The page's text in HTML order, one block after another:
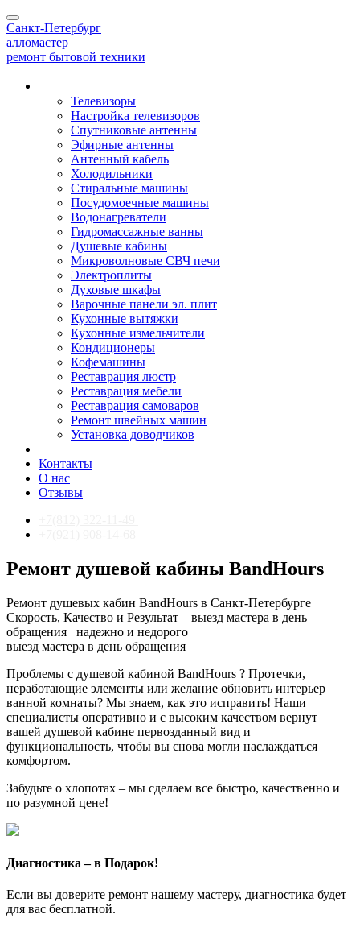
Toggle
navigation
Санкт-Петербург
алломастер
ремонт бытовой техники
Телевизоры
Настройка телевизоров
Спутниковые антенны
Эфирные антенны
Антенный кабель
Холодильники
Стиральные машины
Посудомоечные машины
Водонагреватели
Гидромассажные ванны
Душевые кабины
Микроволновые СВЧ печи
Электроплиты
Духовые шкафы
Варочные панели эл. плит
Кухонные вытяжки
Кухонные измельчители
Кондиционеры
Кофемашины
Реставрация люстр
Реставрация мебели
Реставрация самоваров
Ремонт швейных машин
Установка доводчиков
Контакты
О нас
Отзывы
Ремонт душевой кабины BandHours
Ремонт душевых кабин BandHours в Санкт-Петербурге
Скорость, Качество и Результат – выезд мастера в день
обращения
надежно и недорого
выезд мастера в день обращения
Проблемы с душевой кабиной BandHours ? Протечки,
неработающие элементы или желание обновить интерьер
ванной комнаты? Мы знаем, как это исправить! Наши
специалисты оперативно и с высоким качеством вернут
вашей душевой кабине первозданный вид и
функциональность, чтобы вы снова могли наслаждаться
комфортом.
Забудьте о хлопотах – мы сделаем все быстро, качественно и
по разумной цене!
Диагностика – в Подарок!
Если вы доверите ремонт нашему мастеру, диагностика будет
для вас бесплатной.